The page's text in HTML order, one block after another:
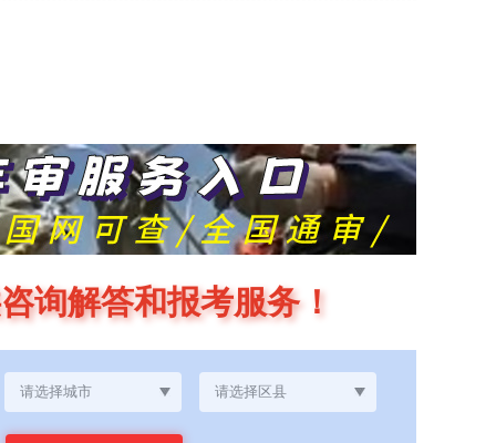
询解答和报考服务！